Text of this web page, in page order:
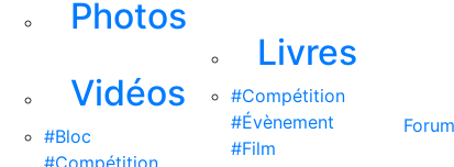
Photos
Vidéos
#Bloc
#Compétition
Livres
#Compétition
#Évènement
#Film
Forum